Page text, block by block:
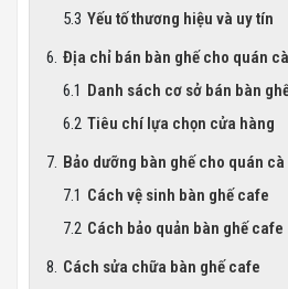
Yếu tố thương hiệu và uy tín
Địa chỉ bán bàn ghế cho quán
Danh sách cơ sở bán bàn
Tiêu chí lựa chọn cửa hàng
Bảo dưỡng bàn ghế cho quán cà
Cách vệ sinh bàn ghế cafe
Cách bảo quản bàn ghế cafe
Cách sửa chữa bàn ghế cafe